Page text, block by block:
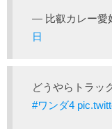
— 比叡カレー愛
日
どうやらトラッ
#ワンダ4